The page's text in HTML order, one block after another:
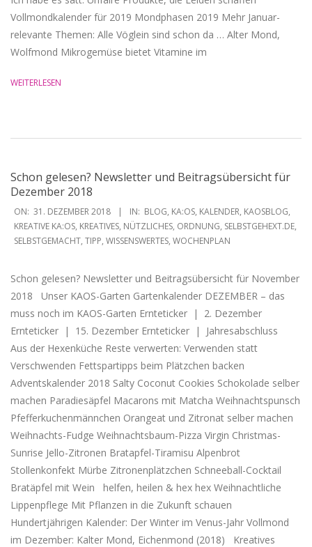
Vollmondkalender für 2019 Mondphasen 2019 Mehr Januar-
relevante Themen: Alle Vöglein sind schon da … Alter Mond,
Wolfmond Mikrogemüse bietet Vitamine im
WEITERLESEN
Schon gelesen? Newsletter und Beitragsübersicht für
Dezember 2018
2018-
12-
31
ON: 31. DEZEMBER 2018 IN: BLOG, KA:OS, KALENDER, KAOSBLOG,
KREATIVE KA:OS, KREATIVES, NÜTZLICHES, ORDNUNG, SELBSTGEHEXT.DE,
SELBSTGEMACHT, TIPP, WISSENSWERTES, WOCHENPLAN
Schon gelesen? Newsletter und Beitragsübersicht für November
2018 Unser KAOS-Garten Gartenkalender DEZEMBER – das
muss noch im KAOS-Garten Ernteticker | 2. Dezember
Ernteticker | 15. Dezember Ernteticker | Jahresabschluss
Aus der Hexenküche Reste verwerten: Verwenden statt
Verschwenden Fettspartipps beim Plätzchen backen
Adventskalender 2018 Salty Coconut Cookies Schokolade selber
machen Paradiesäpfel Macarons mit Matcha Weihnachtspunsch
Pfefferkuchenmännchen Orangeat und Zitronat selber machen
Weihnachts-Fudge Weihnachtsbaum-Pizza Virgin Christmas-
Sunrise Jello-Zitronen Bratapfel-Tiramisu Alpenbrot
Stollenkonfekt Mürbe Zitronenplätzchen Schneeball-Cocktail
Bratäpfel mit Wein helfen, heilen & hex hex Weihnachtliche
Lippenpflege Mit Pflanzen in die Zukunft schauen
Hundertjährigen Kalender: Der Winter im Venus-Jahr Vollmond
im Dezember: Kalter Mond, Eichenmond (2018) Kreatives